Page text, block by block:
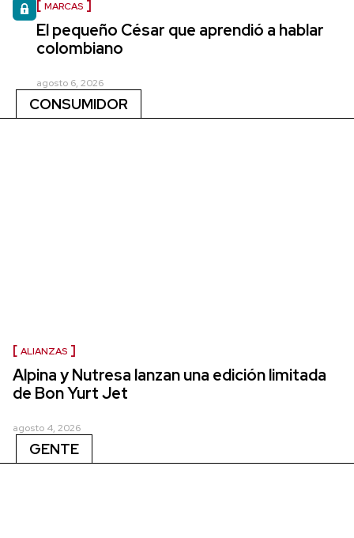
MARCAS
El pequeño César que aprendió a hablar
colombiano
agosto 6, 2026
CONSUMIDOR
ALIANZAS
Alpina y Nutresa lanzan una edición limitada
de Bon Yurt Jet
agosto 4, 2026
GENTE